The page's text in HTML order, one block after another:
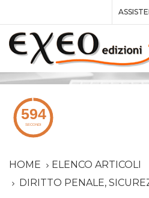
HOME
ELENCO ARTICOLI
DIRITTO PENALE,